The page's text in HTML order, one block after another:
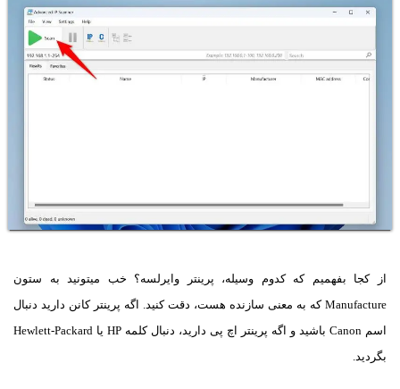
از کجا بفهمیم که کدوم وسیله، پرینتر وایرلسه؟ خب میتونید به ستون
Manufacture که به معنی سازنده هست، دقت کنید. اگه پرینتر کانن دارید دنبال
اسم Canon‌ باشید و اگه پرینتر اچ پی دارید، دنبال کلمه HP‌ یا Hewlett-Packard
بگردید.